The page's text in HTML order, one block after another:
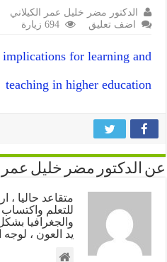
الدكتور مضر خليل عمر الكيلاني
اضف تعليق
694 زيارة
for learning and
teaching in higher education
عن الدكتور مضر خليل عمر
متقاعد حاليا
للتعلم
والجغرافيا
يد العون ، لوجه